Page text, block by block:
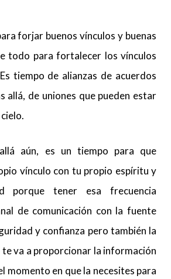
forjar buenos vínculos y buenas
todo para fortalecer los vínculos
tiempo de alianzas de acuerdos
allá, de uniones que pueden estar
aún, es un tiempo para que
vínculo con tu propio espíritu y
porque tener esa frecuencia
de comunicación con la fuente
y confianza pero también la
te va a proporcionar la información
momento en que la necesites para